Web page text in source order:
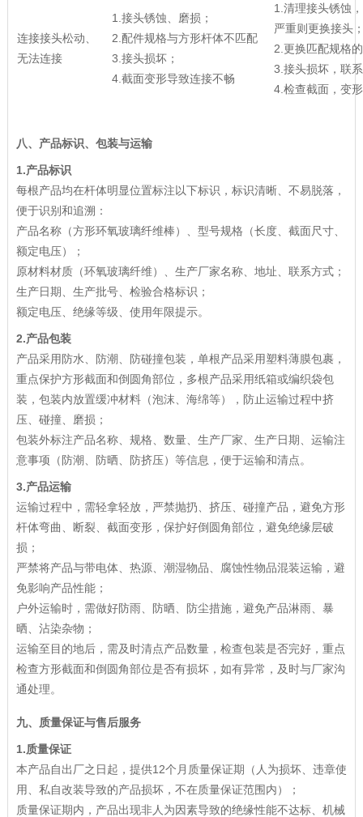
连接接头松动、
无法连接
1.接头锈蚀、磨损；
2.配件规格与方形杆体不匹配
3.接头损坏；
4.截面变形导致连接不畅
1.清理接头锈蚀
严重则更换接头
2.更换匹配规格
3.接头损坏，联
4.检查截面，变
八、产品标识、包装与运输
1.产品标识
每根产品均在杆体明显位置标注以下标识，标识清晰、不易脱落，
便于识别和追溯：
产品名称（方形环氧玻璃纤维棒）、型号规格（长度、截面尺寸、
额定电压）；
原材料材质（环氧玻璃纤维）、生产厂家名称、地址、联系方式；
生产日期、生产批号、检验合格标识；
额定电压、绝缘等级、使用年限提示。
2.产品包装
产品采用防水、防潮、防碰撞包装，单根产品采用塑料薄膜包裹，
重点保护方形截面和倒圆角部位，多根产品采用纸箱或编织袋包
装，包装内放置缓冲材料（泡沫、海绵等），防止运输过程中挤
压、碰撞、磨损；
包装外标注产品名称、规格、数量、生产厂家、生产日期、运输注
意事项（防潮、防晒、防挤压）等信息，便于运输和清点。
3.产品运输
运输过程中，需轻拿轻放，严禁抛扔、挤压、碰撞产品，避免方形
杆体弯曲、断裂、截面变形，保护好倒圆角部位，避免绝缘层破
损；
严禁将产品与带电体、热源、潮湿物品、腐蚀性物品混装运输，避
免影响产品性能；
户外运输时，需做好防雨、防晒、防尘措施，避免产品淋雨、暴
晒、沾染杂物；
运输至目的地后，需及时清点产品数量，检查包装是否完好，重点
检查方形截面和倒圆角部位是否有损坏，如有异常，及时与厂家沟
通处理。
九、质量保证与售后服务
1.质量保证
本产品自出厂之日起，提供12个月质量保证期（人为损坏、违章使
用、私自改装导致的产品损坏，不在质量保证范围内）；
质量保证期内，产品出现非人为因素导致的绝缘性能不达标、机械